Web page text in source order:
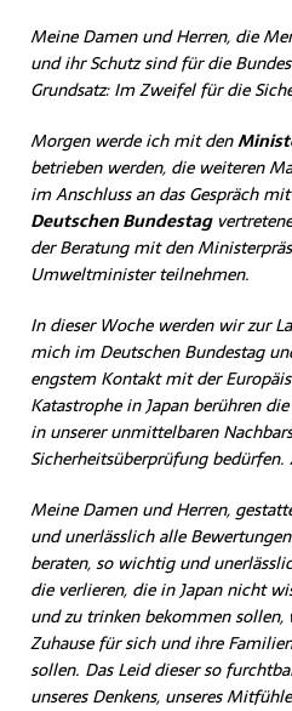
Meine Damen und Herren, die
und ihr Schutz sind für die
Grundsatz: Im Zweifel für die
Morgen werde ich mit den
betrieben werden, die weiteren
im Anschluss an das Gespräch
Deutschen Bundestag
der Beratung mit den
Umweltminister teilnehmen.
In dieser Woche werden wir zur
mich im Deutschen Bundestag
engstem Kontakt mit der
Katastrophe in Japan berühren
in unserer unmittelbaren
Sicherheitsüberprüfung
Meine Damen und Herren,
und unerlässlich alle
beraten, so wichtig und
die verlieren, die in Japan nicht
und zu trinken bekommen
Zuhause für sich und ihre
sollen. Das Leid dieser so
unseres Denkens, unseres